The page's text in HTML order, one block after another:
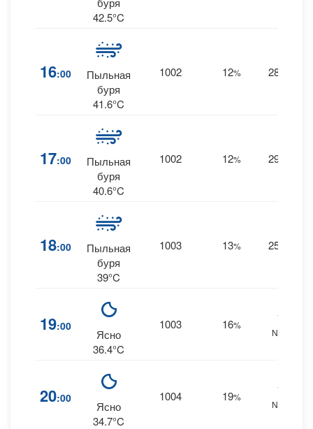
42.5°C
16:00
Пыльная
буря
41.6°C
1002 12% 28
17:00
Пыльная
буря
40.6°C
1002 12% 29
18:00
Пыльная
буря
39°C
1003 13% 25
19:00
Ясно
36.4°C
1003 16%
18
NNW
20:00
Ясно
34.7°C
1004 19%
14
NNW